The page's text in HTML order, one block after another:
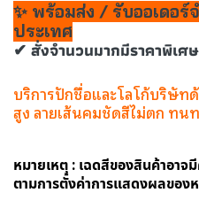
✨ พร้อมส่ง / รับออเดอ
ประเทศ
✔ สั่งจำนวนมากมีราคาพิเศษ
บริการปักชื่อและโลโก้บริษัท
สูง ลายเส้นคมชัดสีไม่ตก ทน
หมายเหตุ : เฉดสีของสินค้าอา
ตามการตั้งค่าการแสดงผลขอ